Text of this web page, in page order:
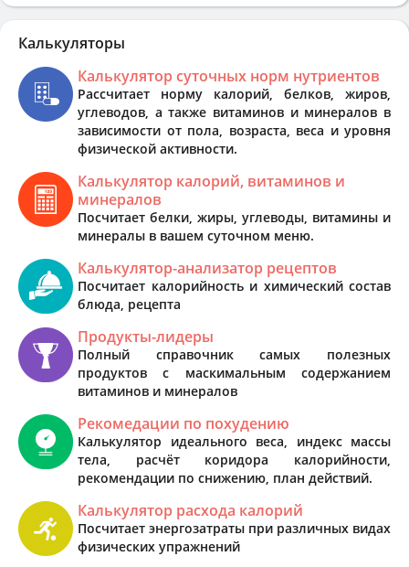
Калькуляторы
Калькулятор суточных норм нутриентов
Рассчитает норму калорий, белков, жиров,
углеводов, а также витаминов и минералов в
зависимости от пола, возраста, веса и уровня
физической активности.
Калькулятор калорий, витаминов и
минералов
Посчитает белки, жиры, углеводы, витамины и
минералы в вашем суточном меню.
Калькулятор-анализатор рецептов
Посчитает калорийность и химический состав
блюда, рецепта
Продукты-лидеры
Полный справочник самых полезных
продуктов с маскимальным содержанием
витаминов и минералов
Рекомедации по похудению
Калькулятор идеального веса, индекс массы
тела, расчёт коридора калорийности,
рекомендации по снижению, план действий.
Калькулятор расхода калорий
Посчитает энергозатраты при различных видах
физических упражнений